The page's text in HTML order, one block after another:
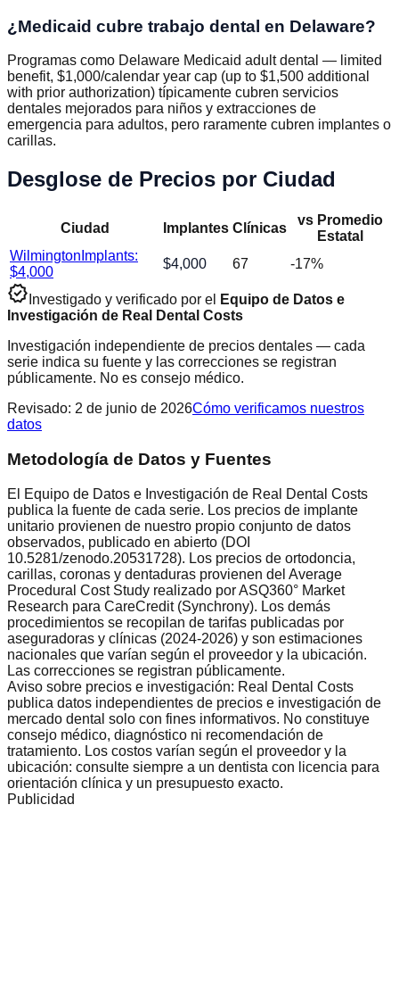
¿Medicaid cubre trabajo dental en Delaware?
Programas como Delaware Medicaid adult dental — limited
benefit, $1,000/calendar year cap (up to $1,500 additional
with prior authorization) típicamente cubren servicios
dentales mejorados para niños y extracciones de
emergencia para adultos, pero raramente cubren implantes o
carillas.
Desglose de Precios por Ciudad
Ciudad Implantes Clínicas
vs Promedio
Estatal
Wilmington Implants:
$4,000
$4,000 67 -17%
verified Investigado y verificado por el
Equipo de Datos e
Investigación de Real Dental Costs
Investigación independiente de precios dentales — cada
serie indica su fuente y las correcciones se registran
públicamente. No es consejo médico.
Revisado: 2 de junio de 2026Cómo verificamos nuestros
datos
Metodología de Datos y Fuentes
El Equipo de Datos e Investigación de Real Dental Costs
publica la fuente de cada serie. Los precios de implante
unitario provienen de nuestro propio conjunto de datos
observados, publicado en abierto (DOI
10.5281/zenodo.20531728). Los precios de ortodoncia,
carillas, coronas y dentaduras provienen del Average
Procedural Cost Study realizado por ASQ360° Market
Research para CareCredit (Synchrony). Los demás
procedimientos se recopilan de tarifas publicadas por
aseguradoras y clínicas (2024-2026) y son estimaciones
nacionales que varían según el proveedor y la ubicación.
Las correcciones se registran públicamente.
Aviso sobre precios e investigación: Real Dental Costs
publica datos independientes de precios e investigación de
mercado dental solo con fines informativos. No constituye
consejo médico, diagnóstico ni recomendación de
tratamiento. Los costos varían según el proveedor y la
ubicación: consulte siempre a un dentista con licencia para
orientación clínica y un presupuesto exacto.
Publicidad